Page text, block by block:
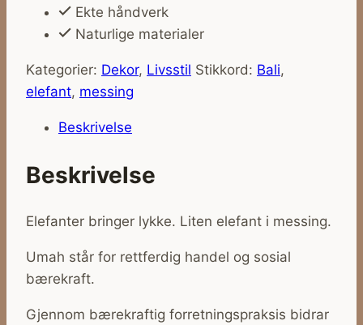
Ekte håndverk
Naturlige materialer
Kategorier: Dekor, Livsstil Stikkord: Bali,
elefant, messing
Beskrivelse
Beskrivelse
Elefanter bringer lykke. Liten elefant i messing.
Umah står for rettferdig handel og sosial
bærekraft.
Gjennom bærekraftig forretningspraksis bidrar